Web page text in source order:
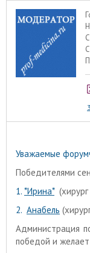
Уважаемые
Победителями
1. *Ирина*
2. Анабель
Администрация
победой и